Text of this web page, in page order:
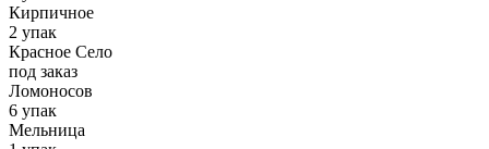
Кирпичное
2 упак
Красное Село
под заказ
Ломоносов
6 упак
Мельница